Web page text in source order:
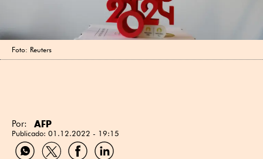
Foto: Reuters
Por: AFP
Publicado: 01.12.2022 - 19:15
Compartir
por
Compartir
por
Compartir
por
Compartir
por